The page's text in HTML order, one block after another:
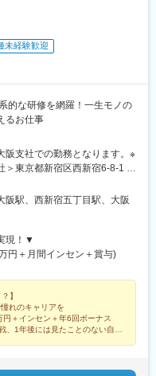
未経験歓迎
的な研修を網羅！一生モノの
るお仕事
支社での勤務となります。※
＞東京都新宿区西新宿6-8-1 住
支社＞大阪府大阪市北区梅
阪駅、西新宿五丁目駅、大阪
現！▼
円＋月間インセン＋賞与)
】
れのキャリアを
＋インセン＋年6回ボーナス
、1年後には見たことのない自分